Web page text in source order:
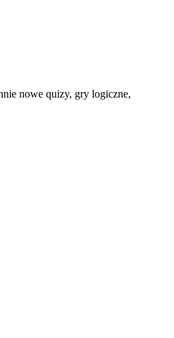
nowe quizy, gry logiczne,